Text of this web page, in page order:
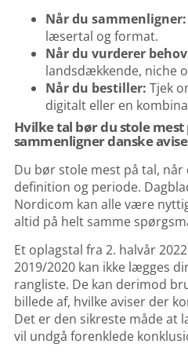
Når du sammenligner:
læsertal og format.
Når du vurderer
landsdækkende, niche
Når du bestiller: Tjek
digitalt eller en
Hvilke tal bør du stole mest
sammenligner danske
Du bør stole mest på tal, når
definition og periode.
Nordicom kan alle være
altid på helt samme
Et oplagstal fra 2. halvår
2019/2020 kan ikke lægges
rangliste. De kan derimod
billede af, hvilke aviser der
Det er den sikreste måde at
vil undgå forenklede